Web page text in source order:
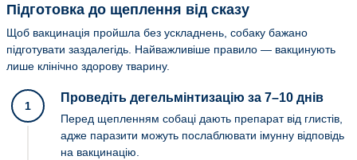
Підготовка до щеплення від сказу
Щоб вакцинація пройшла без ускладнень, собаку бажано
підготувати заздалегідь. Найважливіше правило — вакцинують
лише клінічно здорову тварину.
1
Проведіть дегельмінтизацію за 7–10 днів
Перед щепленням собаці дають препарат від глистів,
адже паразити можуть послаблювати імунну відповідь
на вакцинацію.